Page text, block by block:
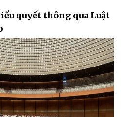
quyết thông qua Luật